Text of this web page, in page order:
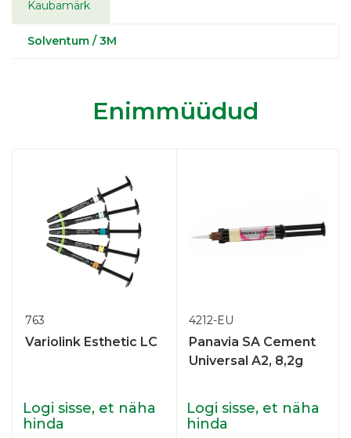
Kaubamärk
Solventum / 3M
Enimmüüdud
763
Variolink Esthetic LC
Logi sisse, et näha
hinda
4212-EU
Panavia SA Cement
Universal A2, 8,2g
Logi sisse, et näha
hinda